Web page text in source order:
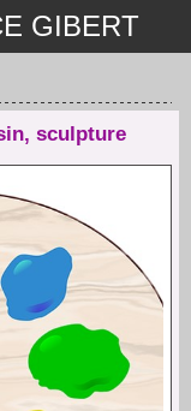
GIBERT
sculpture